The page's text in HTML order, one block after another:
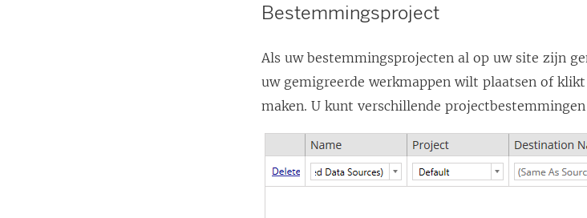
Bestemmingsproject
Als uw bestemmingsprojecten al op uw site zijn
uw gemigreerde werkmappen wilt plaatsen of
maken. U kunt verschillende